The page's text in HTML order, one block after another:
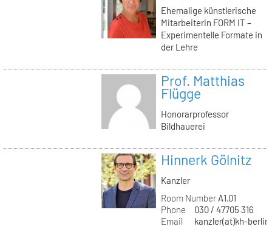
Ehemalige künstlerische
Mitarbeiterin FORM IT –
Experimentelle Formate in
der Lehre
Prof. Matthias
Flügge
Honorarprofessor
Bildhauerei
Hinnerk Gölnitz
Kanzler
Room NumberA1.01
Phone
030 / 47705 316
Email
kanzler(at)kh-